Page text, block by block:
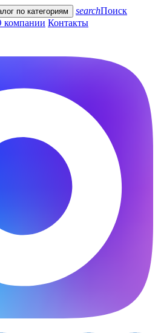
по категориям searchПоиск
компании Контакты